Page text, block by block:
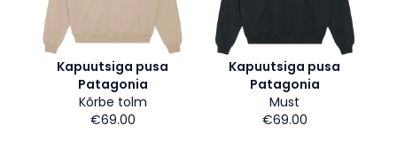
Kapuutsiga pusa
Patagonia
Kõrbe tolm
€69.00
Kapuutsiga pusa
Patagonia
Must
€69.00